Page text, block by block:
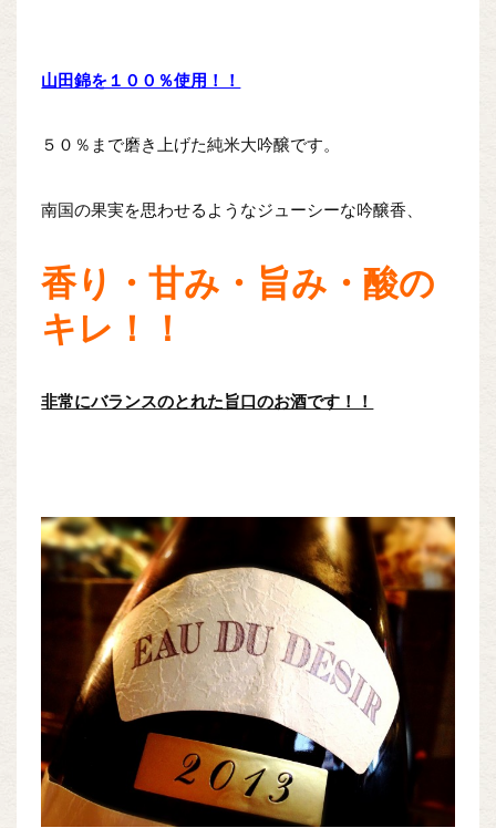
山田錦を１００％使用！！
５０％まで磨き上げた純米大吟醸です。
南国の果実を思わせるようなジューシーな吟醸香、
香り・甘み・旨み・酸の
キレ！！
非常にバランスのとれた旨口のお酒です！！